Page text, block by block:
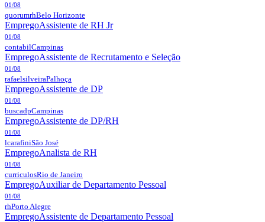
01/08
quorumrhBelo Horizonte
EmpregoAssistente de RH Jr
01/08
contabilCampinas
EmpregoAssistente de Recrutamento e Seleção
01/08
rafaelsilveiraPalhoça
EmpregoAssistente de DP
01/08
buscadpCampinas
EmpregoAssistente de DP/RH
01/08
lcarafiniSão José
EmpregoAnalista de RH
01/08
curriculosRio de Janeiro
EmpregoAuxiliar de Departamento Pessoal
01/08
rhPorto Alegre
EmpregoAssistente de Departamento Pessoal